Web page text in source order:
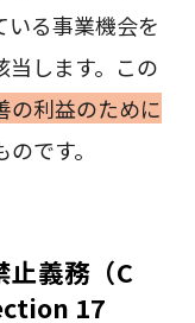
る事業機会を
します。この
の利益のために
です。
止義務（C
17